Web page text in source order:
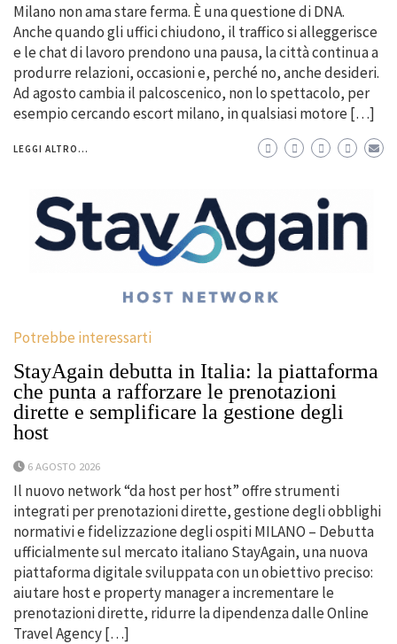
Milano non ama stare ferma. È una questione di DNA.
Anche quando gli uffici chiudono, il traffico si alleggerisce
e le chat di lavoro prendono una pausa, la città continua a
produrre relazioni, occasioni e, perché no, anche desideri.
Ad agosto cambia il palcoscenico, non lo spettacolo, per
esempio cercando escort milano, in qualsiasi motore […]
LEGGI ALTRO...
Potrebbe interessarti
StayAgain debutta in Italia: la piattaforma
che punta a rafforzare le prenotazioni
dirette e semplificare la gestione degli
host
6 AGOSTO 2026
Il nuovo network “da host per host” offre strumenti
integrati per prenotazioni dirette, gestione degli obblighi
normativi e fidelizzazione degli ospiti MILANO – Debutta
ufficialmente sul mercato italiano StayAgain, una nuova
piattaforma digitale sviluppata con un obiettivo preciso:
aiutare host e property manager a incrementare le
prenotazioni dirette, ridurre la dipendenza dalle Online
Travel Agency […]